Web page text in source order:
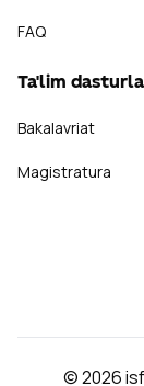
FAQ
Ta'lim
Bakalavriat
Magistratura
©2026